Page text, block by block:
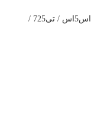
سامسونگ گلکسی گلکسی تب اس5اس / تی725 /